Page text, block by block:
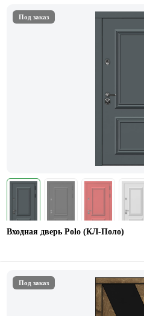
Под заказ
Входная дверь Polo (КЛ-Поло)
Под заказ